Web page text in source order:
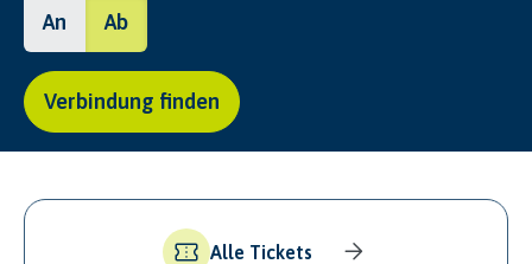
An Ab
Verbindung finden
Alle Tickets